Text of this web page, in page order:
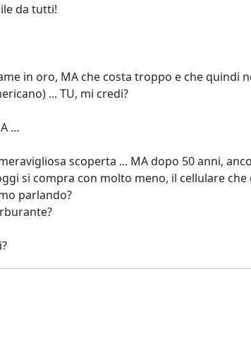
da tutti!
in oro, MA che costa troppo e che quindi
... TU, mi credi?
...
scoperta ... MA dopo 50 anni,
si compra con molto meno, il cellulare
parlando?